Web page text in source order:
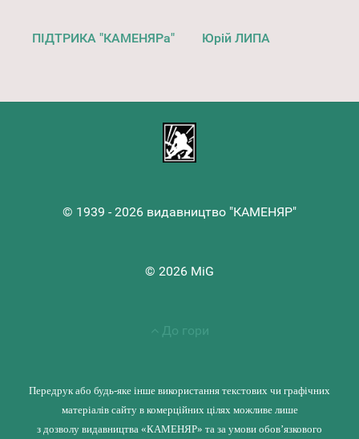
ПІДТРИКА "КАМЕНЯРа" Юрій ЛИПА
© 1939 - 2026 видавництво "КАМЕНЯР"
© 2026 MiG
До гори
Передрук або будь-яке інше використання текстових чи графічних
матеріалів сайту в комерційних цілях можливе лише
з дозволу видавництва «КАМЕНЯР» та за умови обов’язкового